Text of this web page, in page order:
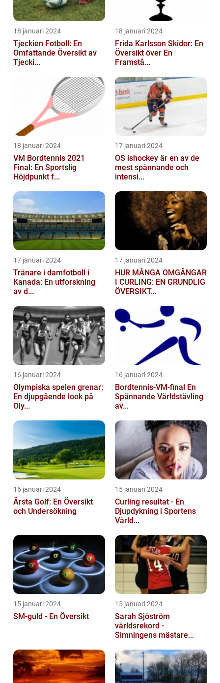
18 januari 2024
Tjeckien Fotboll: En
Omfattande Översikt av
Tjecki...
18 januari 2024
Frida Karlsson Skidor: En
Översikt över En
Framstå...
18 januari 2024
VM Bordtennis 2021
Final: En Sportslig
Höjdpunkt f...
17 januari 2024
OS ishockey är en av de
mest spännande och
intensi...
17 januari 2024
Tränare i damfotboll i
Kanada: En utforskning
av d...
17 januari 2024
HUR MÅNGA OMGÅNGAR
I CURLING: EN GRUNDLIG
ÖVERSIKT...
16 januari 2024
Olympiska spelen grenar:
En djupgående look på
Oly...
16 januari 2024
Bordtennis-VM-final En
Spännande Världstävling
av...
16 januari 2024
Årsta Golf: En Översikt
och Undersökning
15 januari 2024
Curling resultat - En
Djupdykning i Sportens
Värld...
15 januari 2024
SM-guld - En Översikt
15 januari 2024
Sarah Sjöström
världsrekord -
Simningens mästare...